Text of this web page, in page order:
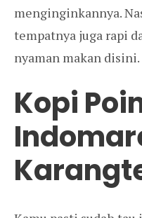
menginginkannya.
tempatnya juga rapi
nyaman makan disini.
Kopi